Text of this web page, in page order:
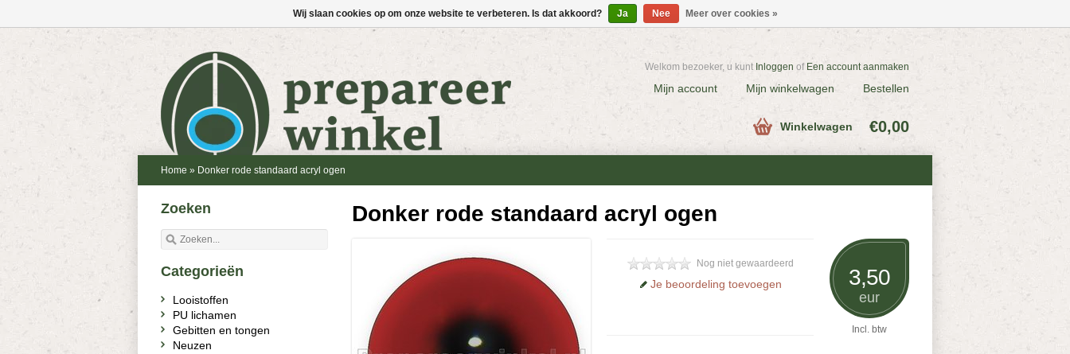
Welkom bezoeker, u kunt Inloggen of Een account aanmaken
Mijn account Mijn winkelwagen Bestellen
Winkelwagen €0,00
Home » Donker rode standaard acryl ogen
Donker rode standaard acryl ogen
3,50
eur
Incl. btw
Nog niet gewaardeerd
Je beoordeling toevoegen
Zoeken
Categorieën
Looistoffen
PU lichamen
Gebitten en tongen
Neuzen
Wij slaan cookies op om onze website te verbeteren. Is dat akkoord? Ja Nee Meer over cookies »